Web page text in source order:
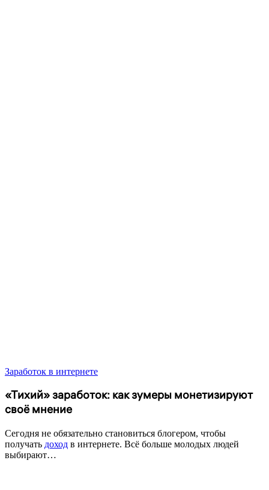
Заработок в интернете
«Тихий» заработок: как зумеры монетизируют
своё мнение
Сегодня не обязательно становиться блогером, чтобы
получать доход в интернете. Всё больше молодых людей
выбирают…